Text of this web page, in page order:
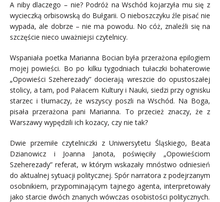
A niby dlaczego – nie? Podróż na Wschód kojarzyła mu się z
wycieczką orbisowską do Bułgarii. O nieboszczyku źle pisać nie
wypada, ale dobrze – nie ma powodu. No cóż, znaleźli się na
szczęście nieco uważniejsi czytelnicy.
Wspaniała poetka Marianna Bocian była przerażona epilogiem
mojej powieści. Bo po kilku tygodniach tułaczki bohaterowie
„Opowieści Szeherezady” docierają wreszcie do opustoszałej
stolicy, a tam, pod Pałacem Kultury i Nauki, siedzi przy ognisku
starzec i tłumaczy, że wszyscy poszli na Wschód. Na Boga,
pisała przerażona pani Marianna. To przecież znaczy, że z
Warszawy wypędzili ich kozacy, czy nie tak?
Dwie przemiłe czytelniczki z Uniwersytetu Śląskiego, Beata
Dzianowicz i Joanna Janota, poświęciły „Opowieściom
Szeherezady” referat, w którym wskazały mnóstwo odniesień
do aktualnej sytuacji politycznej. Spór narratora z podejrzanym
osobnikiem, przypominającym tajnego agenta, interpretowały
jako starcie dwóch znanych wówczas osobistości politycznych.